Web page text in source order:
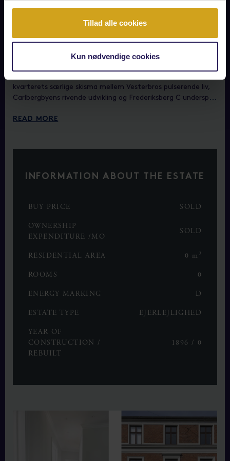
Tillad alle cookies
Kun nødvendige cookies
alléer med elegante forhaver, små pladser og lange kig. En
Frederiksberg – grænsende op til Carlsberg Kvarteret, lige om
hjørnet for Søndermarken, Frederiksberg Have med det
kvarterets særlige skisma mellem Vesterbros pulserende liv,
Carlbergbyens rivende udvikling og Frederiksberg C undersp ...
READ MORE
INFORMATION ABOUT THE ESTATE
BUY PRICE SOLD
OWNERSHIP
EXPENDITURE /MO
SOLD
RESIDENTIAL AREA 0 m 2
ROOMS 0
ENERGY MARKING D
ESTATE TYPE EJERLEJLIGHED
YEAR OF
CONSTRUCTION /
REBUILT
1896 / 0